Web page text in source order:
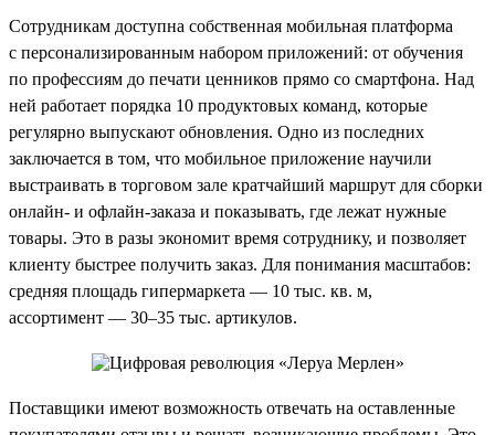
Сотрудникам доступна собственная мобильная платформа
с персонализированным набором приложений: от обучения
по профессиям до печати ценников прямо со смартфона. Над
ней работает порядка 10 продуктовых команд, которые
регулярно выпускают обновления. Одно из последних
заключается в том, что мобильное приложение научили
выстраивать в торговом зале кратчайший маршрут для сборки
онлайн- и офлайн-заказа и показывать, где лежат нужные
товары. Это в разы экономит время сотруднику, и позволяет
клиенту быстрее получить заказ. Для понимания масштабов:
средняя площадь гипермаркета — 10 тыс. кв. м,
ассортимент — 30–35 тыс. артикулов.
Поставщики имеют возможность отвечать на оставленные